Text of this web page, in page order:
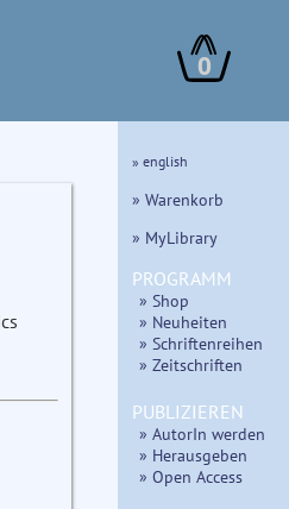
0
» english
» Warenkorb
» MyLibrary
PROGRAMM
» Shop
» Neuheiten
» Schriftenreihen
» Zeitschriften
PUBLIZIEREN
» AutorIn werden
» Herausgeben
» Open Access